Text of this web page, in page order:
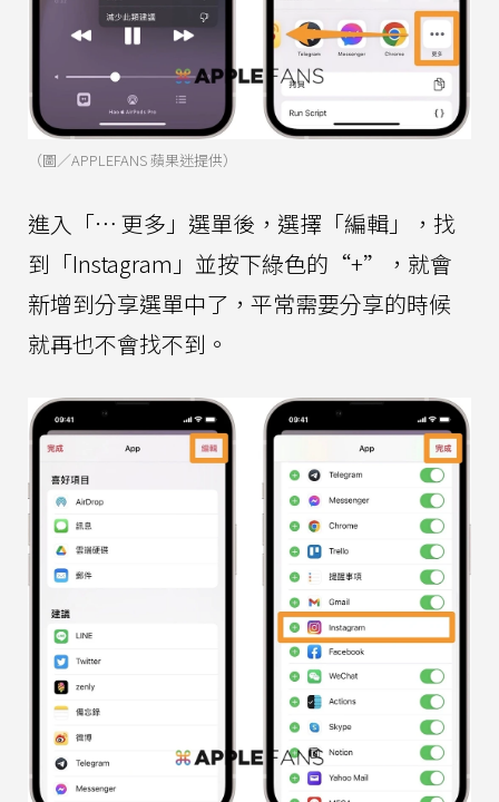
（圖／APPLEFANS 蘋果迷提供）
進入「⋯ 更多」選單後，選擇「編輯」，找
到「Instagram」並按下綠色的“+”，就會
新增到分享選單中了，平常需要分享的時候
就再也不會找不到。